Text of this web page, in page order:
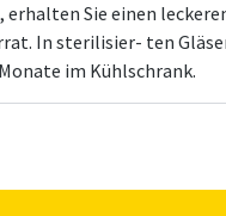
erhalten Sie einen
In sterilisier- ten
im Kühlschrank.